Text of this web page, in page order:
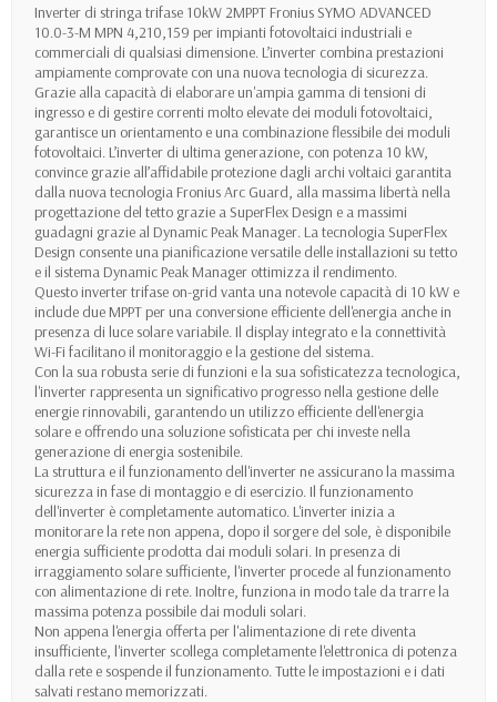
Inverter di stringa trifase 10kW 2MPPT Fronius SYMO ADVANCED
10.0-3-M MPN 4,210,159 per impianti fotovoltaici industriali e
commerciali di qualsiasi dimensione. L’inverter combina prestazioni
ampiamente comprovate con una nuova tecnologia di sicurezza.
Grazie alla capacità di elaborare un'ampia gamma di tensioni di
ingresso e di gestire correnti molto elevate dei moduli fotovoltaici,
garantisce un orientamento e una combinazione flessibile dei moduli
fotovoltaici. L’inverter di ultima generazione, con potenza 10 kW,
convince grazie all’affidabile protezione dagli archi voltaici garantita
dalla nuova tecnologia Fronius Arc Guard, alla massima libertà nella
progettazione del tetto grazie a SuperFlex Design e a massimi
guadagni grazie al Dynamic Peak Manager. La tecnologia SuperFlex
Design consente una pianificazione versatile delle installazioni su tetto
e il sistema Dynamic Peak Manager ottimizza il rendimento.
Questo inverter trifase on-grid vanta una notevole capacità di 10 kW e
include due MPPT per una conversione efficiente dell'energia anche in
presenza di luce solare variabile. Il display integrato e la connettività
Wi-Fi facilitano il monitoraggio e la gestione del sistema.
Con la sua robusta serie di funzioni e la sua sofisticatezza tecnologica,
l'inverter rappresenta un significativo progresso nella gestione delle
energie rinnovabili, garantendo un utilizzo efficiente dell'energia
solare e offrendo una soluzione sofisticata per chi investe nella
generazione di energia sostenibile.
La struttura e il funzionamento dell'inverter ne assicurano la massima
sicurezza in fase di montaggio e di esercizio. Il funzionamento
dell'inverter è completamente automatico. L'inverter inizia a
monitorare la rete non appena, dopo il sorgere del sole, è disponibile
energia sufficiente prodotta dai moduli solari. In presenza di
irraggiamento solare sufficiente, l'inverter procede al funzionamento
con alimentazione di rete. Inoltre, funziona in modo tale da trarre la
massima potenza possibile dai moduli solari.
Non appena l'energia offerta per l'alimentazione di rete diventa
insufficiente, l'inverter scollega completamente l'elettronica di potenza
dalla rete e sospende il funzionamento. Tutte le impostazioni e i dati
salvati restano memorizzati.